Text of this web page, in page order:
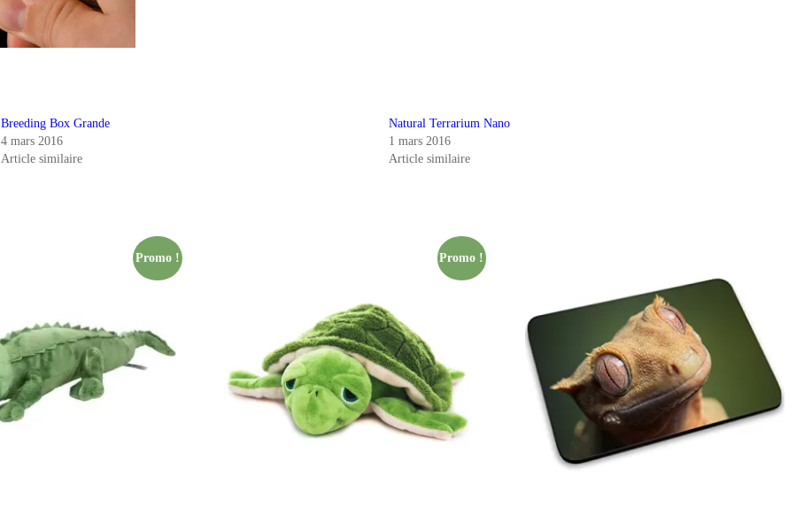
Breeding Box Grande
4 mars 2016
Article similaire
Natural Terrarium Nano
1 mars 2016
Article similaire
Promo ! Promo !